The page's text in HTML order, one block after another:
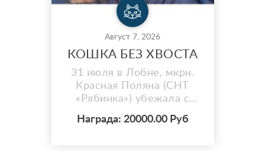
Август 7, 2026
КОШКА БЕЗ ХВОСТА
31 июля в Лобне, мкрн.
Красная Поляна (СНТ
«Рябинка») убежала с
Соня. ОСОБЫЕ
Награда: 20000.00 Руб